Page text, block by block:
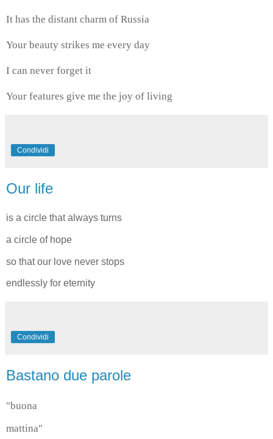
It has the distant charm of Russia
Your beauty strikes me every day
I can never forget it
Your features give me the joy of living
Condividi
Our life
is a circle that always turns
a circle of hope
so that our love never stops
endlessly for eternity
Condividi
Bastano due parole
"buona
mattina"